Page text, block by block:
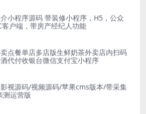
小程序源码 带装修小程序，H5，公众
客户端，带房产经纪人功能
点餐单店多店版生鲜奶茶外卖店内扫码
代付收银台微信支付宝小程序
视源码/视频源码/苹果cms版本/带采集
测运营版